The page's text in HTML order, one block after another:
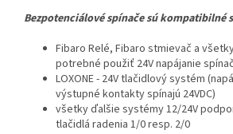
Bezpotenciálové spínače sú kompatibilné
Fibaro Relé, Fibaro stmievač a
potrebné použiť 24V napájanie
LOXONE - 24V tlačidlový systém
výstupné kontakty spínajú 24VDC)
všetky ďalšie systémy 12/24V
tlačidlá radenia 1/0 resp. 2/0